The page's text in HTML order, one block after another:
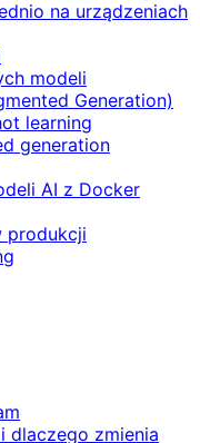
na urządzeniach
modeli
Generation)
learning
generation
AI z Docker
produkcji
dlaczego zmienia